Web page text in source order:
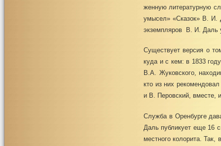
женную литературную
умысел» «Сказок» В. И.
экземпляров В. И. Даль
Существует версия о
куда и с кем: в 1833
В.А. Жуковского,
кто из них
и В. Перовский, вместе,
Служба в Оренбурге
Даль публикует еще 16
местного колорита. Так,